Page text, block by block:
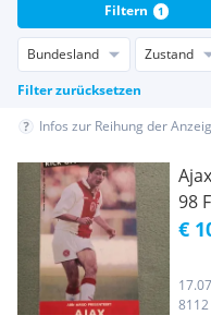
Bundesland Zustand
Filter zurücksetzen
Filtern 1
Infos zur Reihung der
98
€